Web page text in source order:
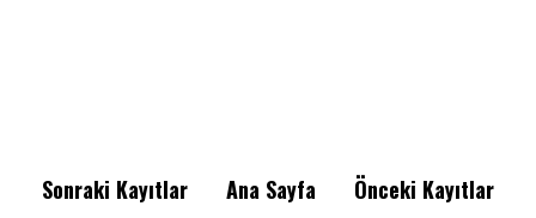
Sonraki Kayıtlar Önceki Kayıtlar
Ana Sayfa